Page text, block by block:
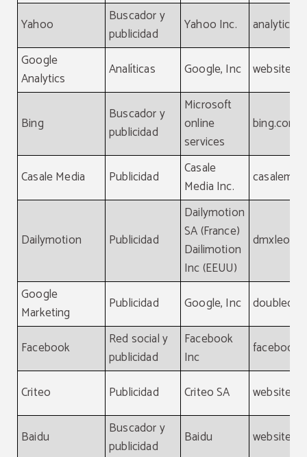
Yahoo
Buscador y
publicidad
Yahoo Inc.
Google
Analytics
Analíticas Google, Inc website
Bing
Buscador y
publicidad
Microsoft
online
services
bing.com
Casale Media Publicidad
Casale
Media Inc.
Dailymotion Publicidad
Dailymotion
SA (France)
Dailimotion
Inc (EEUU)
Google
Marketing
Publicidad Google, Inc
Facebook
Red social y
publicidad
Facebook
Inc
Criteo Publicidad Criteo SA website,
Baidu
Buscador y
publicidad
Baidu website,